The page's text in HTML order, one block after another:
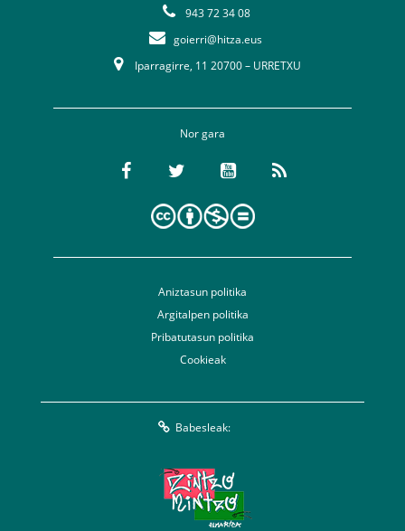
943 72 34 08
goierri@hitza.eus
Iparragirre, 11 20700 – URRETXU
Nor gara
Aniztasun politika
Argitalpen politika
Pribatutasun politika
Cookieak
Babesleak: